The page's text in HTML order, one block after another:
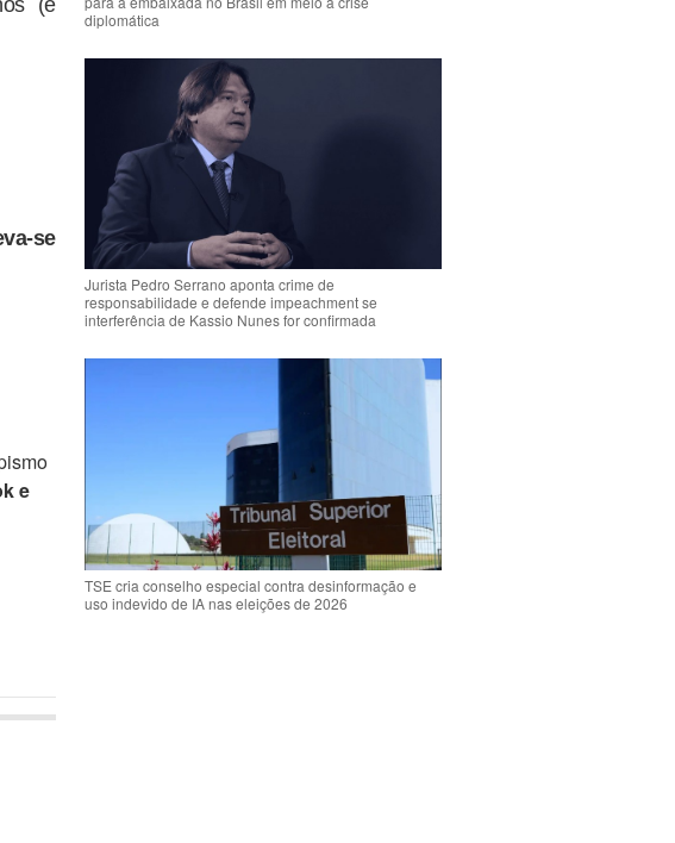
se
e
diplomática
Jurista Pedro Serrano aponta crime de
responsabilidade e defende impeachment se
interferência de Kassio Nunes for confirmada
TSE cria conselho especial contra desinformação e
uso indevido de IA nas eleições de 2026